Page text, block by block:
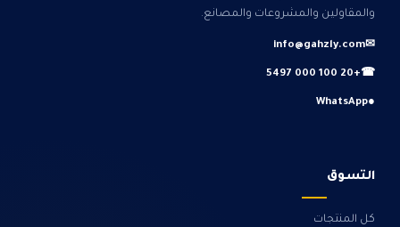
والمقاولين والمشروعات والمصانع.
✉
info@gahzly.com
☎
+20 100 000 5497
●
WhatsApp
التسوق
كل المنتجات